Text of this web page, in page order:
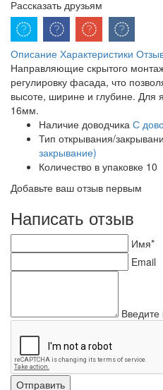
Рассказать друзьям
Описание Характеристики
Направляющие скрытого
регулировку фасада, что
высоте, ширине и глубине. Для
16мм.
Наличие доводчика С
Тип открывания/
закрывание)
Количество в упаковке 10
Добавьте ваш отзыв первым
Написать отзыв
Имя*
Email